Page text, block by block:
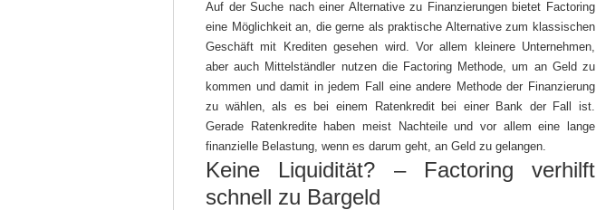
Auf der Suche nach einer Alternative zu Finanzierungen bietet Factoring
eine Möglichkeit an, die gerne als praktische Alternative zum klassischen
Geschäft mit Krediten gesehen wird. Vor allem kleinere Unternehmen,
aber auch Mittelständler nutzen die Factoring Methode, um an Geld zu
kommen und damit in jedem Fall eine andere Methode der Finanzierung
zu wählen, als es bei einem Ratenkredit bei einer Bank der Fall ist.
Gerade Ratenkredite haben meist Nachteile und vor allem eine lange
finanzielle Belastung, wenn es darum geht, an Geld zu gelangen.
Keine Liquidität? – Factoring verhilft
schnell zu Bargeld